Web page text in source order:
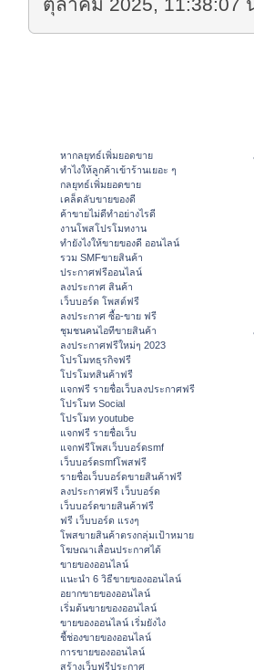
ตุลาคม 2025, 11:38:07
หากลยุทธ์เพิ่มยอดขาย
ทําไงให้ลูกค้าเข้าร้านเยอะ ๆ
กลยุทธ์เพิ่มยอดขาย
เคล็ดลับขายของดี
ค้าขายไม่ดีทำอย่างไรดี
งานโพสโปรโมทงาน
ทํายังไงให้ขายของดี ออนไลน์
รวม SMFขายสินค้า
ประกาศฟรีออนไลน์
ลงประกาศ สินค้า
เว็บบอร์ด โพสต์ฟรี
ลงประกาศ ซื้อ-ขาย ฟรี
ชุมชนคนไอทีขายสินค้า
ลงประกาศฟรีใหม่ๆ 2023
โปรโมทธุรกิจฟรี
โปรโมทสินค้าฟรี
แจกฟรี รายชื่อเว็บลงประกาศฟรี
โปรโมท Social
โปรโมท youtube
แจกฟรี รายชื่อเว็บ
แจกฟรีโพสเว็บบอร์ดsmf
เว็บบอร์ดsmfโพสฟรี
รายชื่อเว็บบอร์ดขายสินค้าฟรี
ลงประกาศฟรี เว็บบอร์ด
เว็บบอร์ดขายสินค้าฟรี
ฟรี เว็บบอร์ด แรงๆ
โพสขายสินค้าตรงกลุ่มเป้าหมาย
โฆษณาเลื่อนประกาศได้
ขายของออนไลน์
แนะนำ 6 วิธีขายของออนไลน์
อยากขายของออนไลน์
เริ่มต้นขายของออนไลน์
ขายของออนไลน์ เริ่มยังไง
ชี้ช่องขายของออนไลน์
การขายของออนไลน์
สร้างเว็บฟรีประกาศ